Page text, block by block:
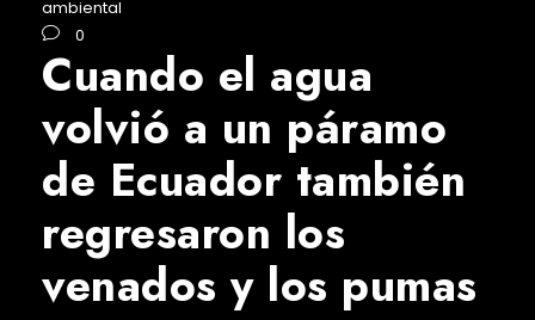
ambiental
0
Cuando el agua
volvió a un páramo
de Ecuador también
regresaron los
venados y los pumas